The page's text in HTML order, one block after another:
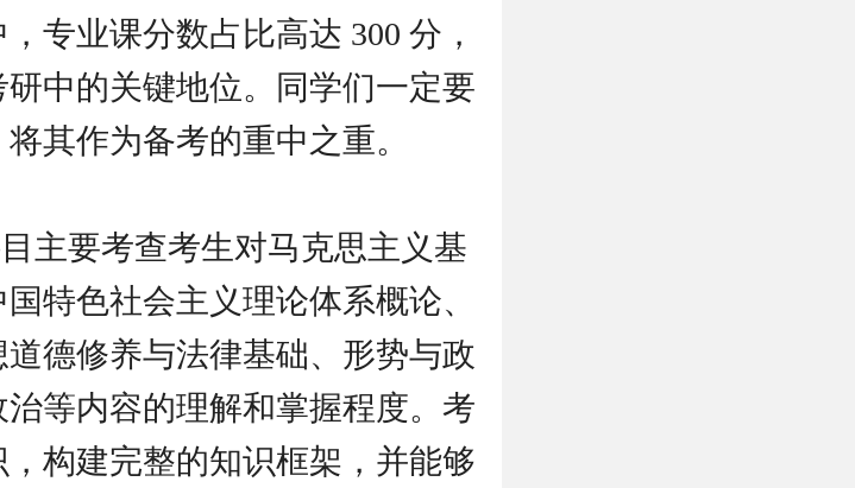
专业课分数占比高达 300 分，
中的关键地位。同学们一定要
其作为备考的重中之重。
主要考查考生对马克思主义基
特色社会主义理论体系概论、
德修养与法律基础、形势与政
等内容的理解和掌握程度。考
构建完整的知识框架，并能够